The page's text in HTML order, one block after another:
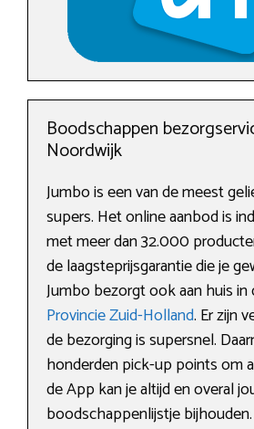
Boodschappen
Noordwijk
Jumbo is een van de meest
supers. Het online aanbod is
met meer dan 32.000
de laagsteprijsgarantie die je
Jumbo bezorgt ook aan huis in
Provincie Zuid-Holland. Er zijn
de bezorging is supersnel.
honderden pick-up points om
de App kan je altijd en overal
boodschappenlijstje bijhouden.